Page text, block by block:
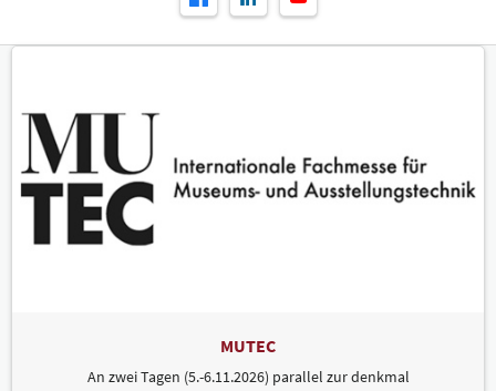
MUTEC
An zwei Tagen (5.-6.11.2026) parallel zur denkmal